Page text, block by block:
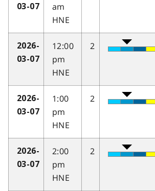
03-07
am
HNE
2026-
03-07
12:00
pm
HNE
2
2026-
03-07
1:00
pm
HNE
2
2026-
03-07
2:00
pm
HNE
2